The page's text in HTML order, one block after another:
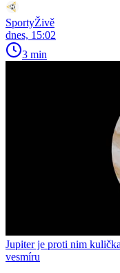
SportyŽivě
dnes, 15:02
3 min
Jupiter je proti nim
vesmíru